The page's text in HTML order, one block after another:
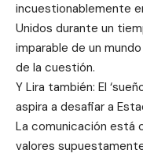
incuestionablemente
Unidos durante un
imparable de un
de la cuestión.
Y Lira también: El
aspira a desafiar a
La comunicación está
valores